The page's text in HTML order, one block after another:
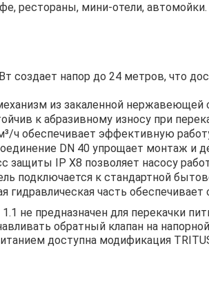
рестораны, мини-отели, автомойки.
создает напор до 24 метров, что
из закаленной нержавеющей
к абразивному износу при
ч обеспечивает эффективную
DN 40 упрощает монтаж и
защиты IP X8 позволяет насосу
подключается к стандартной
гидравлическая часть
не предназначен для перекачки
обратный клапан на
доступна модификация